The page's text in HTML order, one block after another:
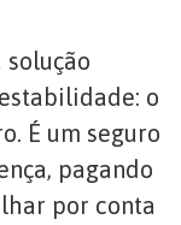
solução
o
É um seguro
pagando
por conta